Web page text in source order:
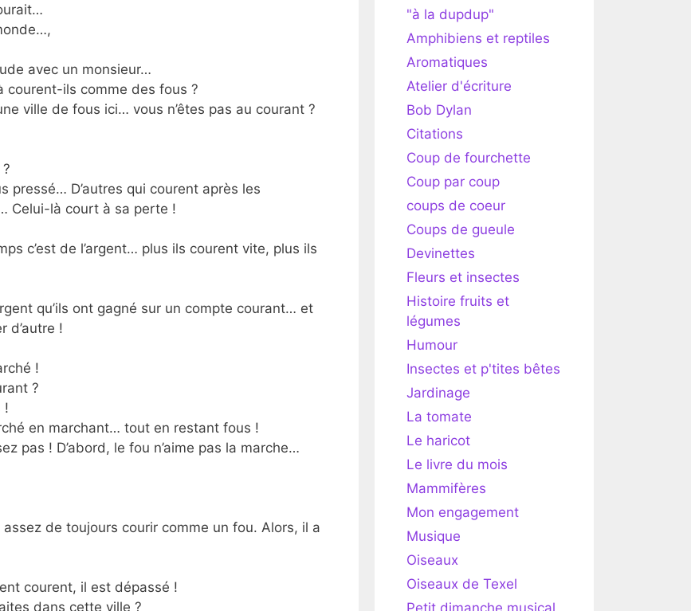
avec un monsieur…
ils comme des fous ?
ville de fous ici… vous n’êtes pas au courant ?
pressé… D’autres qui courent après les
Celui-là court à sa perte !
c’est de l’argent… plus ils courent vite, plus ils
qu’ils ont gagné sur un compte courant… et
d’autre !
!
?
!
en marchant… tout en restant fous !
pas ! D’abord, le fou n’aime pas la marche…
de toujours courir comme un fou. Alors, il a
courent, il est dépassé !
dans cette ville ?
"à la dupdup"
Amphibiens et reptiles
Aromatiques
Atelier d'écriture
Bob Dylan
Citations
Coup de fourchette
Coup par coup
coups de coeur
Coups de gueule
Devinettes
Fleurs et insectes
Histoire fruits et
légumes
Humour
Insectes et p'tites bêtes
Jardinage
La tomate
Le haricot
Le livre du mois
Mammifères
Mon engagement
Musique
Oiseaux
Oiseaux de Texel
Petit dimanche musical